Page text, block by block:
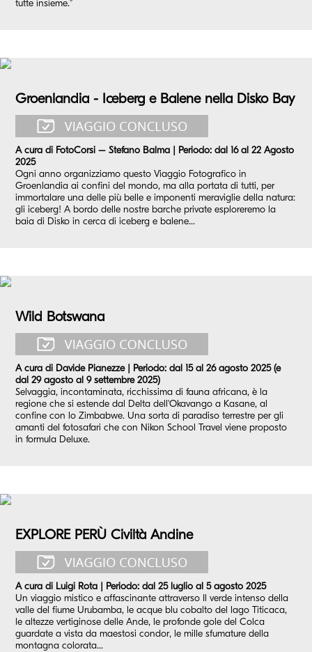
tutte insieme.”
Groenlandia - Iceberg e Balene nella Disko Bay
A cura di FotoCorsi – Stefano Balma | Periodo: dal 16 al 22 Agosto
2025
Ogni anno organizziamo questo Viaggio Fotografico in
Groenlandia ai confini del mondo, ma alla portata di tutti, per
immortalare una delle più belle e imponenti meraviglie della natura:
gli iceberg! A bordo delle nostre barche private esploreremo la
baia di Disko in cerca di iceberg e balene...
Wild Botswana
A cura di Davide Pianezze | Periodo: dal 15 al 26 agosto 2025 (e
dal 29 agosto al 9 settembre 2025)
Selvaggia, incontaminata, ricchissima di fauna africana, è la
regione che si estende dal Delta dell'Okavango a Kasane, al
confine con lo Zimbabwe. Una sorta di paradiso terrestre per gli
amanti del fotosafari che con Nikon School Travel viene proposto
in formula Deluxe.
EXPLORE PERÙ Civiltà Andine
A cura di Luigi Rota | Periodo: dal 25 luglio al 5 agosto 2025
Un viaggio mistico e affascinante attraverso Il verde intenso della
valle del fiume Urubamba, le acque blu cobalto del lago Titicaca,
le altezze vertiginose delle Ande, le profonde gole del Colca
guardate a vista da maestosi condor, le mille sfumature della
montagna colorata...